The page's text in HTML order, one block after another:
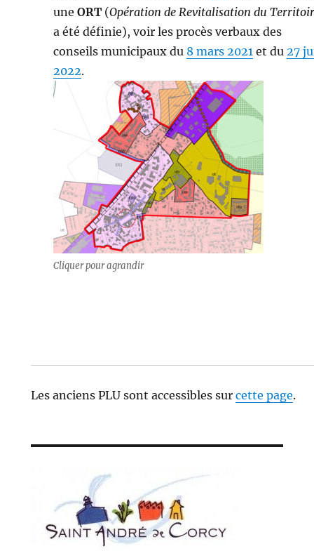
une ORT(Opération de Revitalisation du
a été définie), voir les procès verbaux des
conseils municipaux du 8 mars 2021 et du 27
2022.
Cliquer pour agrandir
Les anciens PLU sont accessibles sur cette page.